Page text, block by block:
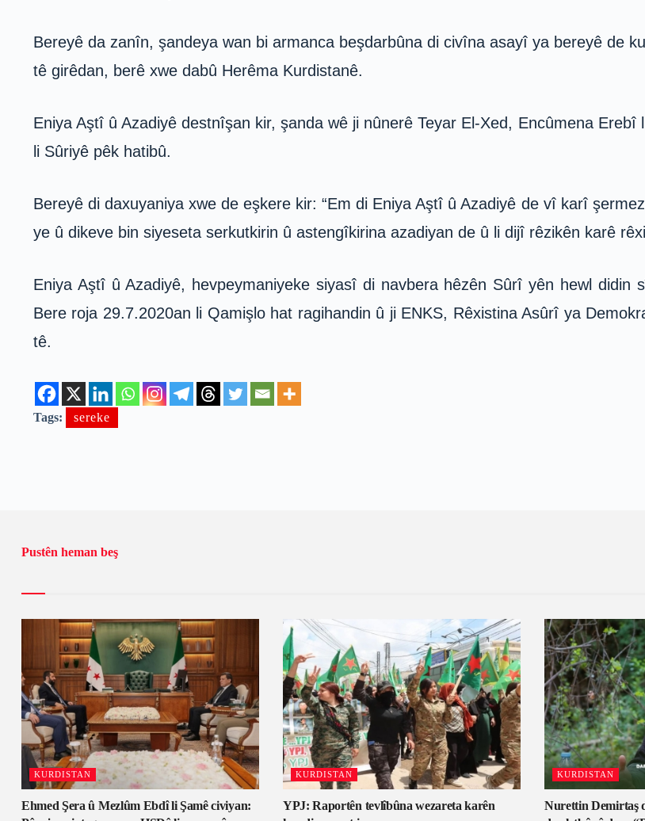
Bereyê da zanîn, şandeya wan bi armanca beşdarbûna di civîna asayî ya bereyê de
tê girêdan, berê xwe dabû Herêma Kurdistanê.
Eniya Aştî û Azadiyê destnîşan kir, şanda wê ji nûnerê Teyar El-Xed, Encûmena
li Sûriyê pêk hatibû.
Bereyê di daxuyaniya xwe de eşkere kir: “Em di Eniya Aştî û Azadiyê de vî karî
ye û dikeve bin siyeseta serkutkirin û astengîkirina azadiyan de û li dijî rêzikên karê
Eniya Aştî û Azadiyê, hevpeymaniyeke siyasî di navbera hêzên Sûrî yên hewl
Bere roja 29.7.2020an li Qamişlo hat ragihandin û ji ENKS, Rêxistina Asûrî ya
tê.
Tags: sereke
Pustên heman beş
KURDISTAN
Ehmed Şera û Mezlûm Ebdî li Şamê civiyan:
KURDISTAN
YPJ: Raportên tevlîbûna wezareta karên
KURDISTAN
Nurettin Demirtaş